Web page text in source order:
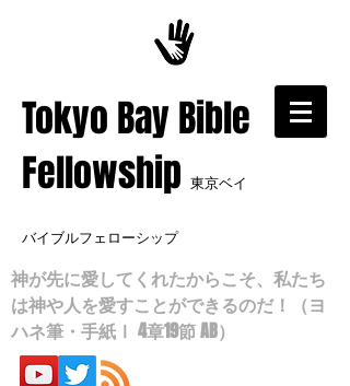
​Tokyo Bay Bible
Fellowship 東京ベイ
バイブルフェローシップ
神が先に愛してくれたからこそ、私たち
は神や人を愛すことができるのだ！（ヨ
ハネ筆・手紙Ⅰ 4章19節 AB）